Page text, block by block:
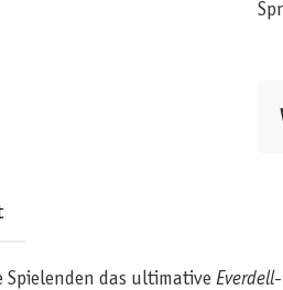
Spielenden das ultimative Everdell-